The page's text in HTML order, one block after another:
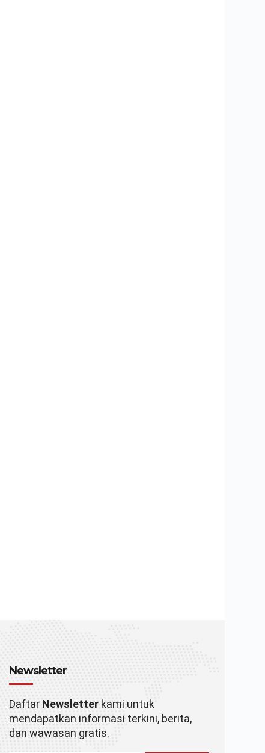
Newsletter
Daftar Newsletterkami untuk
mendapatkan informasi terkini, berita,
dan wawasan gratis.